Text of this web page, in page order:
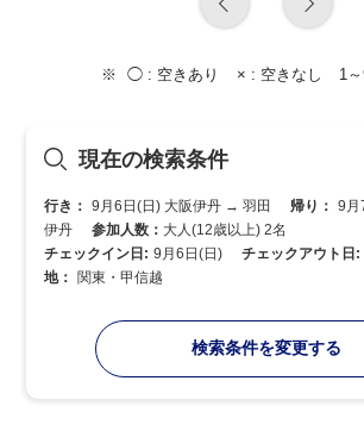
◯ : 空きあり × : 空きなし 1
現在の検索条件
行き： 9月6日(日) 大阪伊丹 → 羽田 帰り： 9月
伊丹
参加人数： 大人(12歳以上) 2名
チェックイン日: 9月6日(日) チェックアウト日:
地： 関東・甲信越
検索条件を変更する